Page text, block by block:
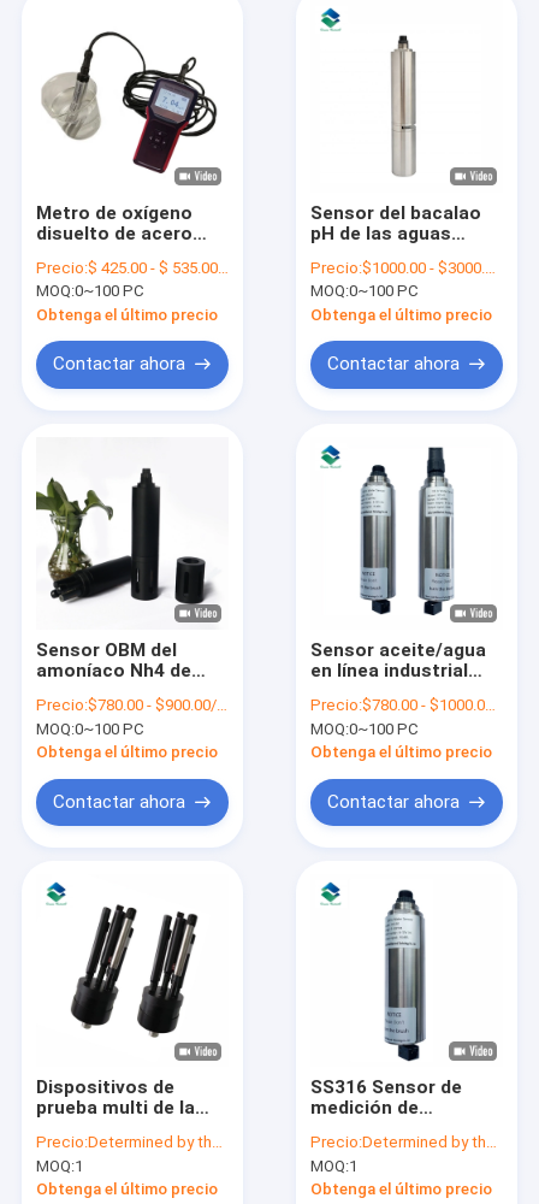
Hogar
Productos
Control de calidad
Éntrenos en contacto con
sensor disuelto del oxígeno
Sensor disuelto óptico del oxígeno
Sensor disuelto agua del oxígeno
Sensor de la demanda de oxígeno producido por reacción
Metro de oxígeno disuelto
Metro de oxígeno
disuelto de acero
acuicultura de la
prueba de agua
HACER el metro
Precio:$ 425.00 - $ 535.00/ Set
MOQ:0~100 PC
Obtenga el último precio
Contactar ahora
Sensor del bacalao
pH de las aguas
de la demanda de
oxígeno producido
por reacción química
de las aguas
residuales con el
regulador 4 - 20ma
Precio:$1000.00 - $3000.00/ Piece
MOQ:0~100 PC
Obtenga el último precio
Contactar ahora
Sensor OBM del
amoníaco Nh4 de
garantía de 1 año
para el estanque de
peces
Precio:$780.00 - $900.00/ Piece
MOQ:0~100 PC
Obtenga el último precio
Contactar ahora
Sensor aceite/agua
en línea industrial
sensores de la
fluorescencia 2mA
sondan
Precio:$780.00 - $1000.00/ Piece
MOQ:0~100 PC
Obtenga el último precio
Contactar ahora
Dispositivos de
prueba multi de la
analizador de la
calidad del agua del
parámetro
Precio:Determined by the number of specific orders
MOQ:1
Obtenga el último precio
SS316 Sensor de
medición de
fluorescencia
ultravioleta de aceite
en agua
Precio:Determined by the number of specific orders
MOQ:1
Obtenga el último precio